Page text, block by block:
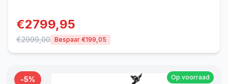
€2799,95
€2999,00 Bespaar €199,05
-5% Op voorraad